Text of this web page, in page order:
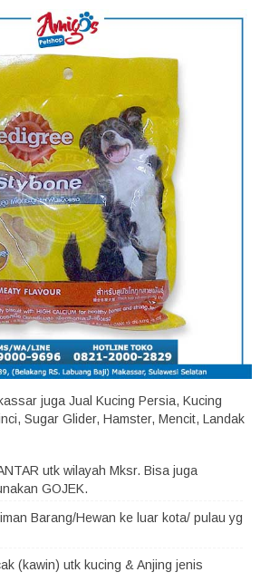
juga Jual Kucing Persia, Kucing
Sugar Glider, Hamster, Mencit, Landak
utk wilayah Mksr. Bisa juga
GOJEK.
Barang/Hewan ke luar kota/ pulau yg
(kawin) utk kucing & Anjing jenis